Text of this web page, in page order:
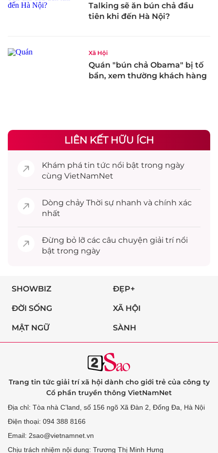
Talking sẽ ăn bún chả đầu
tiên khi đến Hà Nội?
Xã Hội
Quán "bún chả Obama" bị tố
bẩn, xem thường khách hàng
LIÊN KẾT HỮU ÍCH
Khám phá tin tức nổi bật trong ngày
cùng VietNamNet
Dòng chảy Thời sự nhanh và chính xác
nhất
Đừng bỏ lỡ các câu chuyện giải trínổi
bật trong ngày
SHOWBIZ ĐẸP+
ĐỜI SỐNG XÃ HỘI
MẬT NGỮ SÀNH
Trang tin tức giải trí xã hội dành cho giới trẻ của công ty
Cổ phần truyền thông VietNamNet
Địa chỉ: Tòa nhà C’land, số 156 ngõ Xã Đàn 2, Đống Đa, Hà Nội
Điện thoại: 094 388 8166
Email: 2sao@vietnamnet.vn
Chịu trách nhiệm nội dung: Trương Thị Minh Hưng